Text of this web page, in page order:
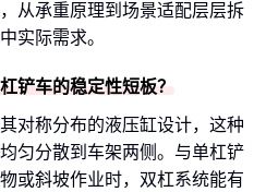
从承重原理到场景适配层层拆
实际需求。
铲车的稳定性短板？
对称分布的液压缸设计，这种
匀分散到车架两侧。与单杠铲
或斜坡作业时，双杠系统能有